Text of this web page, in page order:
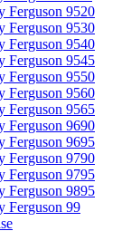
Ferguson 9520
Ferguson 9530
Ferguson 9540
Ferguson 9545
Ferguson 9550
Ferguson 9560
Ferguson 9565
Ferguson 9690
Ferguson 9695
Ferguson 9790
Ferguson 9795
Ferguson 9895
Ferguson 99